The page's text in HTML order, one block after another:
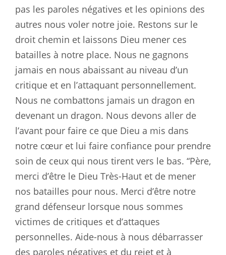
pas les paroles négatives et les opinions des
autres nous voler notre joie. Restons sur le
droit chemin et laissons Dieu mener ces
batailles à notre place. Nous ne gagnons
jamais en nous abaissant au niveau d’un
critique et en l’attaquant personnellement.
Nous ne combattons jamais un dragon en
devenant un dragon. Nous devons aller de
l’avant pour faire ce que Dieu a mis dans
notre cœur et lui faire confiance pour prendre
soin de ceux qui nous tirent vers le bas. “Père,
merci d’être le Dieu Très-Haut et de mener
nos batailles pour nous. Merci d’être notre
grand défenseur lorsque nous sommes
victimes de critiques et d’attaques
personnelles. Aide-nous à nous débarrasser
des paroles négatives et du rejet et à